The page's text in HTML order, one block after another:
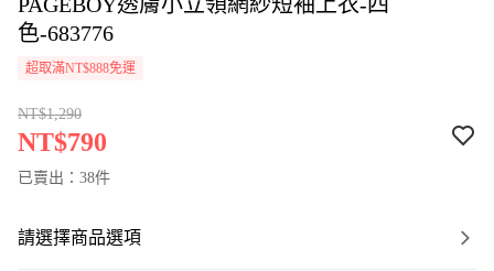
色-683776
超取滿NT$888免運
NT$1,290
NT$790
已賣出：38件
請選擇商品選項